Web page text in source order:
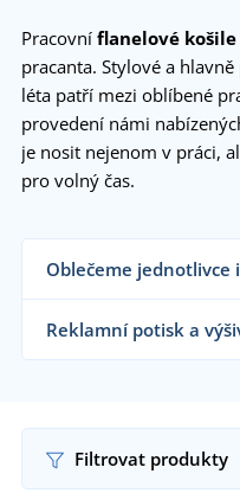
Pracovní flanelové košile
pracanta. Stylové a
léta patří mezi oblíbené
provedení námi
je nosit nejenom v práci,
pro volný čas.
Oblečeme jednotlivce
Dodáváme
velkým
již od 1 kusu.
Chci vědět více
Reklamní potisk a
Filtrovat produkty